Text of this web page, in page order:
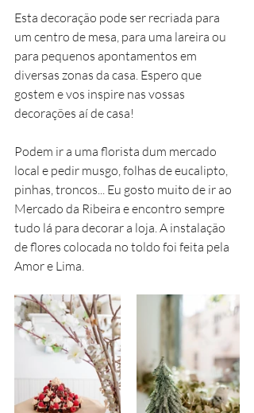
Esta decoração pode ser recriada para
um centro de mesa, para uma lareira ou
para pequenos apontamentos em
diversas zonas da casa. Espero que
gostem e vos inspire nas vossas
decorações aí de casa!
Podem ir a uma florista dum mercado
local e pedir musgo, folhas de eucalipto,
pinhas, troncos... Eu gosto muito de ir ao
Mercado da Ribeira e encontro sempre
tudo lá para decorar a loja. A instalação
de flores colocada no toldo foi feita pela
Amor e Lima.